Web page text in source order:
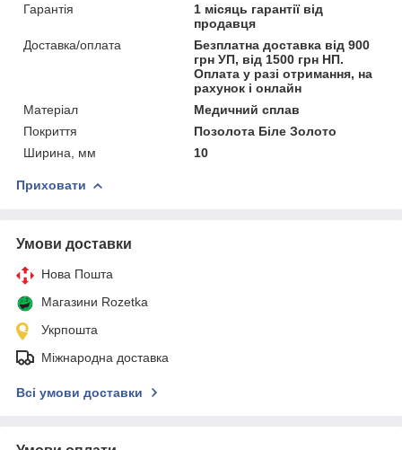
Гарантія
1 місяць гарантії від
продавця
Доставка/оплата
Безплатна доставка від 900
грн УП, від 1500 грн НП.
Оплата у разі отримання, на
рахунок і онлайн
Матеріал
Медичний сплав
Покриття
Позолота Біле Золото
Ширина, мм
10
Приховати
Умови доставки
Нова Пошта
Магазини Rozetka
Укрпошта
Міжнародна доставка
Всі умови доставки